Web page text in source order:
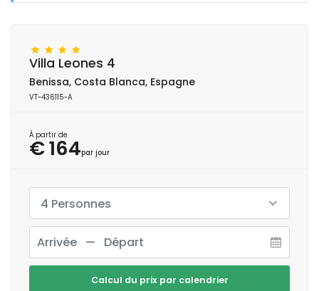
Villa Leones 4
Benissa, Costa Blanca, Espagne
VT-436115-A
À partir de
€ 164par jour
4 Personnes
Calcul du prix par calendrier